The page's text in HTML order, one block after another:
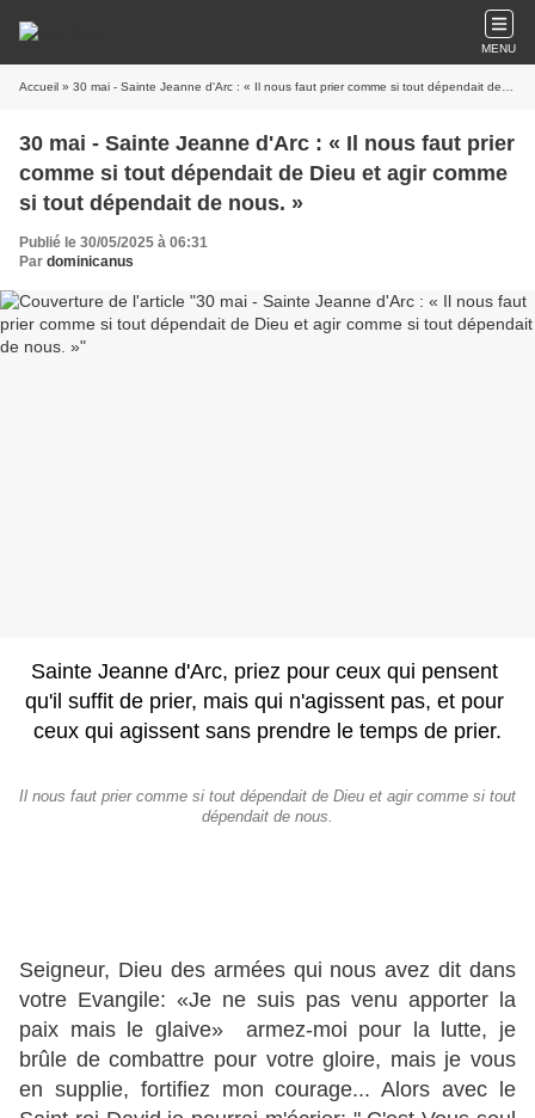
MENU
Accueil » 30 mai - Sainte Jeanne d'Arc : « Il nous faut prier comme si tout dépendait de Dieu et agir comme si tout dépendait de nous. »
30 mai - Sainte Jeanne d'Arc : « Il nous faut prier
comme si tout dépendait de Dieu et agir comme
si tout dépendait de nous. »
Publié le 30/05/2025 à 06:31
Par dominicanus
Sainte Jeanne d'Arc, priez pour ceux qui pensent
qu'il suffit de prier, mais qui n'agissent pas, et pour
ceux qui agissent sans prendre le temps de prier.
Il nous faut prier comme si tout dépendait de Dieu et agir comme si tout
dépendait de nous.
Seigneur, Dieu des armées qui nous avez dit dans
votre Evangile: «Je ne suis pas venu apporter la
paix mais le glaive» armez-moi pour la lutte, je
brûle de combattre pour votre gloire, mais je vous
en supplie, fortifiez mon courage... Alors avec le